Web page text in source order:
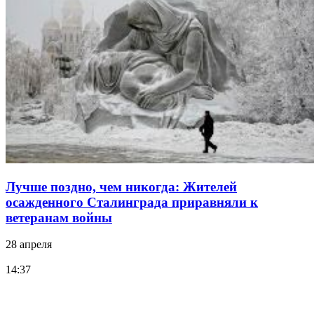
Лучше поздно, чем никогда: Жителей
осажденного Сталинграда приравняли к
ветеранам войны
28 апреля
14:37